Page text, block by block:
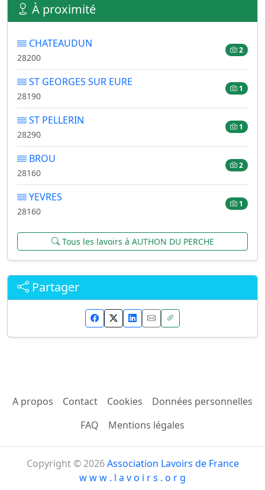
À proximité
CHATEAUDUN
28200
2
ST GEORGES SUR EURE
28190
1
ST PELLERIN
28290
1
BROU
28160
2
YEVRES
28160
1
Tous les lavoirs à AUTHON DU PERCHE
Partager
A propos Contact Cookies
Données personnelles
FAQ
Mentions légales
Copyright © 2026Association Lavoirs de France
w w w . l a v o i r s . o r g